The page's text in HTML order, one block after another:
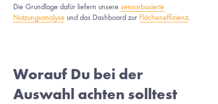
Die Grundlage dafür liefern unsere sensorbasierte
Nutzungsanalyse und das Dashboard zur Flächeneffizienz.
Worauf Du bei der
Auswahl achten solltest